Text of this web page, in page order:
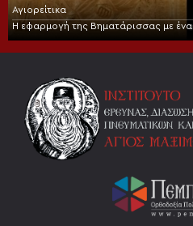
Αγιορείτικα
Η εφαρμογή της Βηματάρισσας με ένα